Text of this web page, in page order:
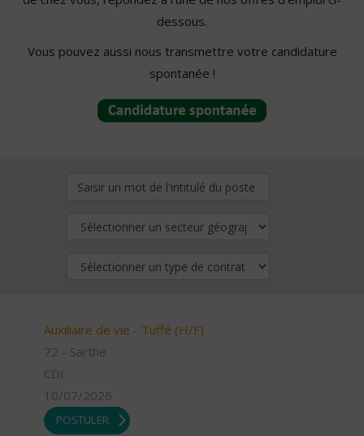
dessous.
Vous pouvez aussi nous transmettre votre candidature
spontanée !
Auxiliaire de vie - Tuffé (H/F)
72 - Sarthe
CDI
10/07/2026
POSTULER